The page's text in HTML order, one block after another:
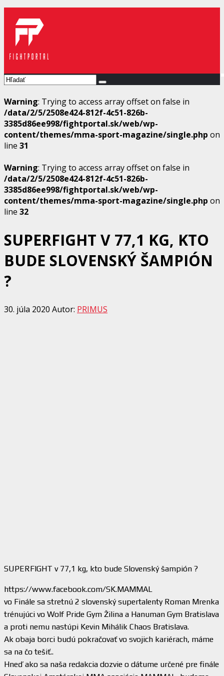
Warning: Trying to access array offset on false in
/data/2/5/2508e424-812f-4c51-826b-
3385d86ee998/fightportal.sk/web/wp-
content/themes/mma-sport-magazine/single.php on
line 31
Warning: Trying to access array offset on false in
/data/2/5/2508e424-812f-4c51-826b-
3385d86ee998/fightportal.sk/web/wp-
content/themes/mma-sport-magazine/single.php on
line 32
SUPERFIGHT V 77,1 KG, KTO
BUDE SLOVENSKÝ ŠAMPIÓN
?
30. júla 2020 Autor: PRIMUS
SUPERFIGHT v 77,1 kg, kto bude Slovenský šampión ?
https://www.facebook.com/SK.MAMMAL
vo Finále sa stretnú 2 slovenský supertalenty Roman Mrenka
trénujúci vo Wolf Pride Gym Žilina a Hanuman Gym Bratislava
a proti nemu nastúpi Kevin Mihálik Chaos Bratislava.
Ak obaja borci budú pokračovať vo svojich kariérach, máme
sa na čo tešiť..
Hneď ako sa naša redakcia dozvie o dátume určené pre finále